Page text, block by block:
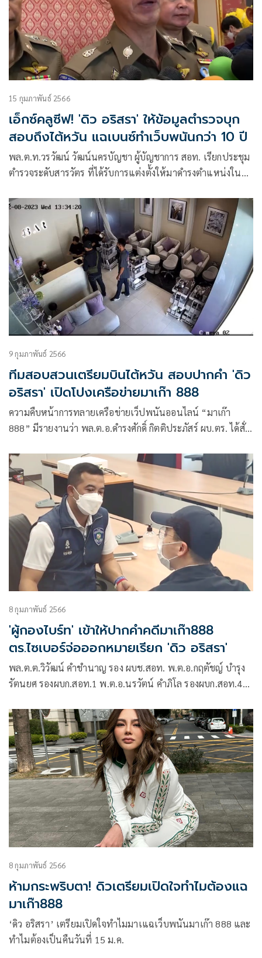
15 กุมภาพันธ์ 2566
เอ็กซ์คลูซีฟ! 'ดิว อริสรา' ให้ข้อมูลตำรวจบุก
สอบถึงไต้หวัน แฉเบนซ์ทำเว็บพนันกว่า 10 ปี
พล.ต.ท.วรวัฒน์ วัฒน์นครบัญชา ผู้บัญชาการ สอท. เรียกประชุม
ตำรวจระดับสารวัตร ที่ได้รับการแต่งตั้งให้มาดำรงตำแหน่งใน
ทำงานด้วยความสุจริต เนื่องจากอาชญากรรมทางไซเบอร์
9 กุมภาพันธ์ 2566
ทีมสอบสวนเตรียมบินไต้หวัน สอบปากคำ 'ดิว
อริสรา' เปิดโปงเครือข่ายมาเก๊า 888
ความคืบหน้าการทลายเครือข่ายเว็ปพนันออนไลน์ “มาเก๊า
888” มีรายงานว่า พล.ต.อ.ดำรงศักดิ์ กิตติประภัสร์ ผบ.ตร. ได้สั่ง
8 กุมภาพันธ์ 2566
'ผู้กองไบร์ท' เข้าให้ปากคำคดีมาเก๊า888
ตร.ไซเบอร์จ่อออกหมายเรียก 'ดิว อริสรา'
พล.ต.ต.วิวัฒน์ คำชำนาญ รอง ผบช.สอท. พ.ต.อ.กฤตัชญ์ บำรุง
รัตนยศ รองผบก.สอท.1 พ.ต.อ.นรวัตน์ คำภิโล รองผบก.สอท.4
ปฏิบัติการ มาเก๊า888 EP-5 เข้าตรวจค้นโกดังแห่งหนึ่งใน
จ.ปทุมธานี
8 กุมภาพันธ์ 2566
ห้ามกระพริบตา! ดิวเตรียมเปิดใจทำไมต้องแฉ
มาเก๊า888
‘ดิว อริสรา’ เตรียมเปิดใจทำไมมาเแฉเว็บพนันมาเก๊า 888 และ
ทำไมต้องเป็นคืนวันที่ 15 ม.ค.